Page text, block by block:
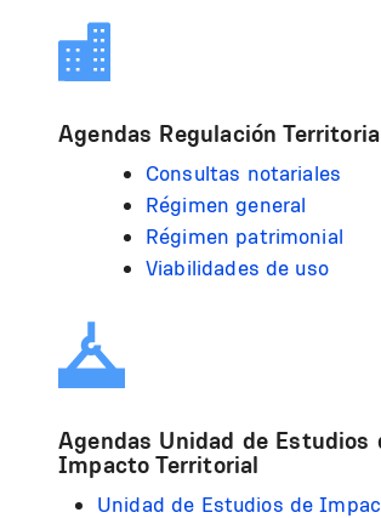
Agendas Regulación
Consultas notariales
Régimen general
Régimen patrimonial
Viabilidades de uso
Agendas Unidad de Estudios
Impacto Territorial
Unidad de Estudios de